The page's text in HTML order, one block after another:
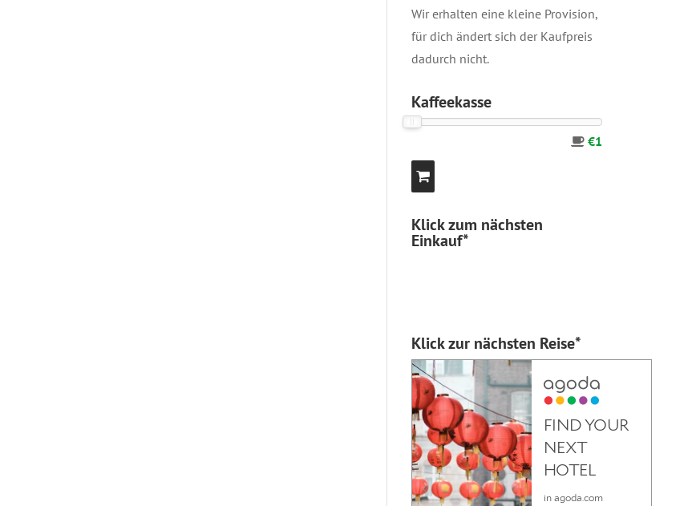
Wir erhalten eine kleine Provision,
für dich ändert sich der Kaufpreis
dadurch nicht.
Kaffeekasse
€1
Klick zum nächsten
Einkauf*
Klick zur nächsten Reise*